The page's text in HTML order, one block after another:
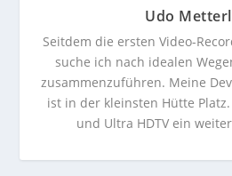
Udo
Seitdem die ersten Video-
suche ich nach idealen
zusammenzuführen. Meine
ist in der kleinsten Hütte
und Ultra HDTV ein